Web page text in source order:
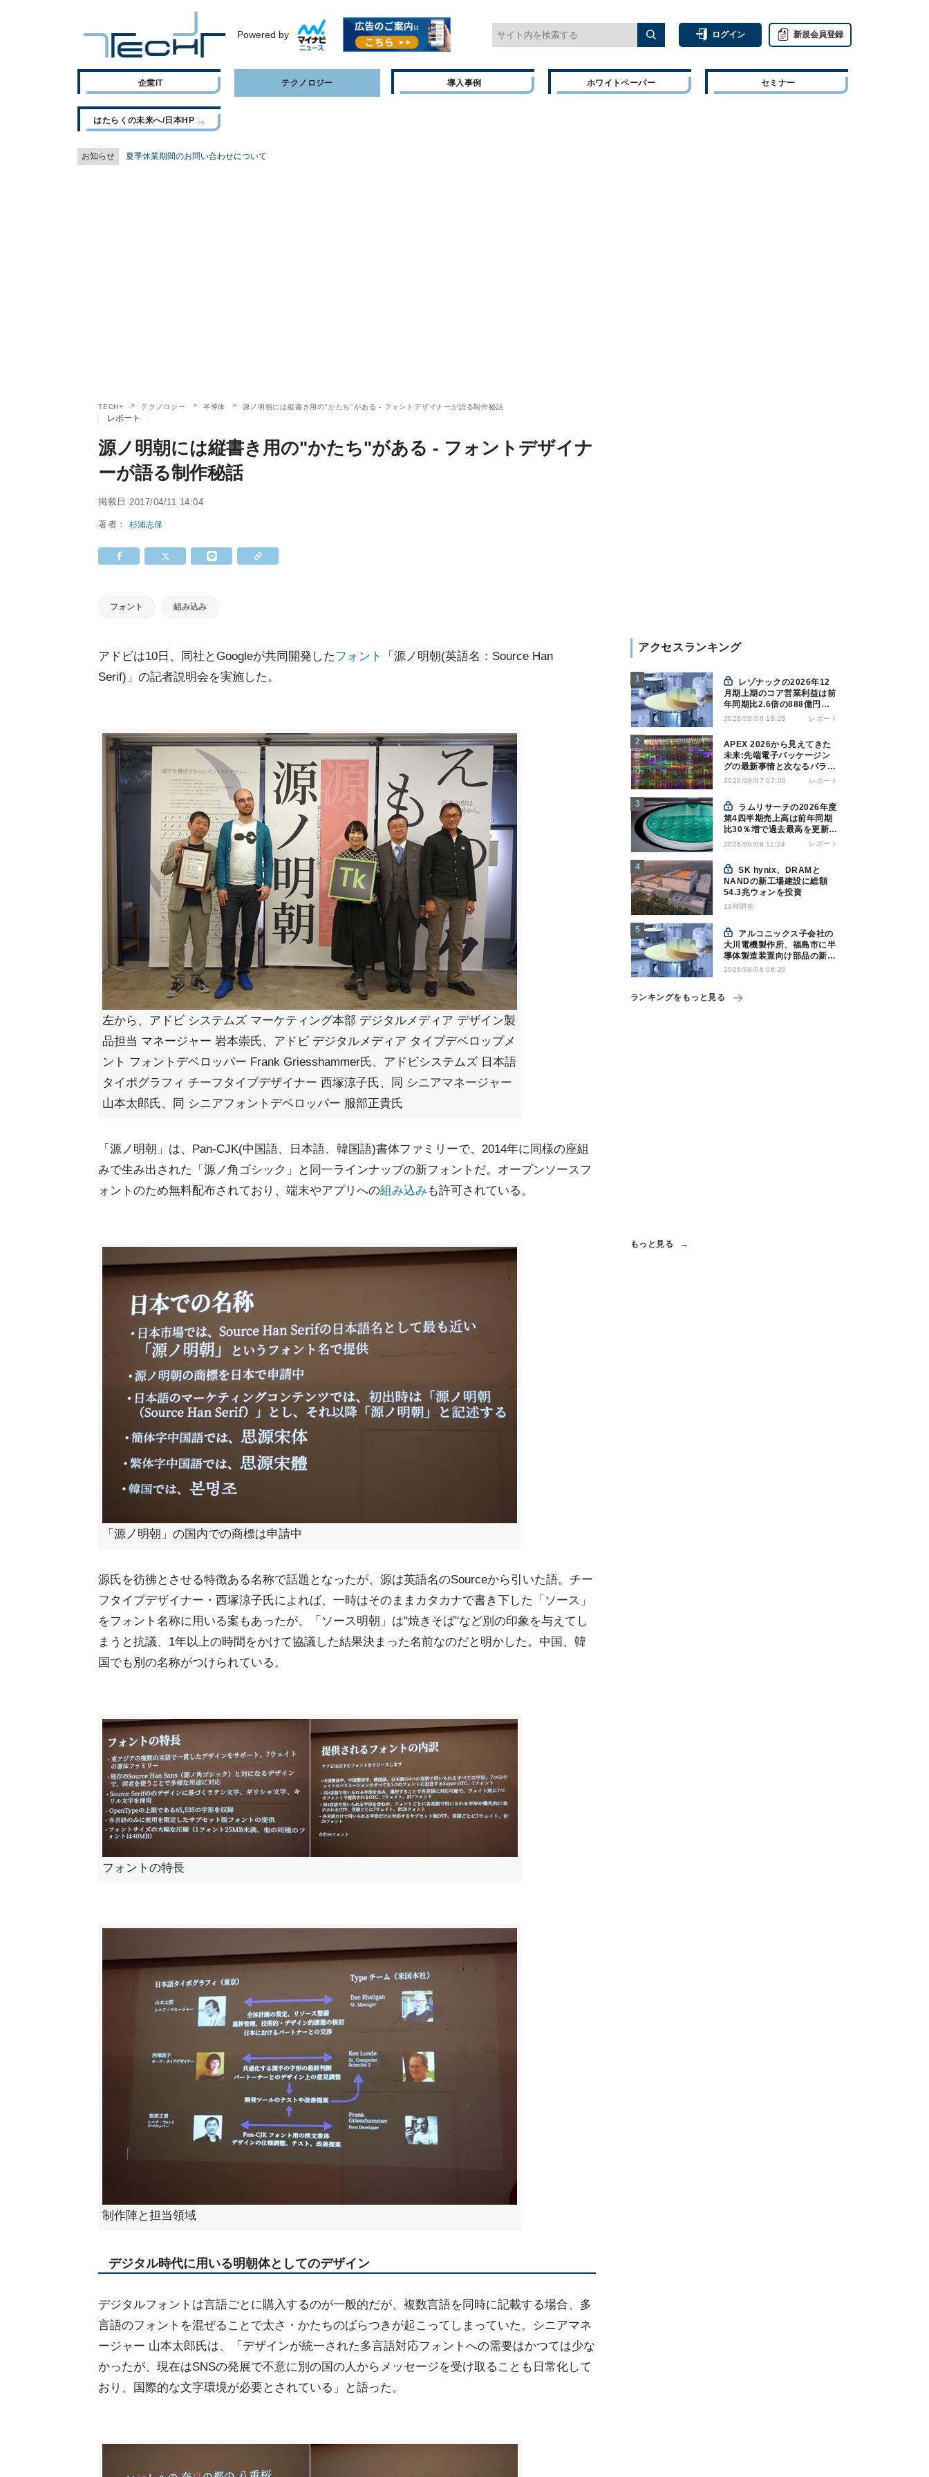
Powered by ログイン 新規会員登録
企業IT テクノロジー 導入事例 ホワイトペーパー セミナー
はたらくの未来へ/日本HP
お知らせ 夏季休業期間のお問い合わせについて
TECH+ テクノロジー 半導体 源ノ明朝には縦書き用の"かたち"がある - フォントデザイナーが語る制作秘話
レポート
源ノ明朝には縦書き用の"かたち"がある - フォントデザイナ
ーが語る制作秘話
掲載日 2017/04/11 14:04
著者：杉浦志保
フォント 組み込み
アドビは10日、同社とGoogleが共同開発したフォント
「源ノ明朝(英語名：Source Han
Serif)」の記者説明会を実施した。
左から、アドビ システムズ マーケティング本部 デジタルメディア デザイン製
品担当 マネージャー 岩本崇氏、アドビ デジタルメディア タイプデベロップメ
ント フォントデベロッパー Frank Griesshammer氏、アドビシステムズ 日本語
タイポグラフィ チーフタイプデザイナー 西塚涼子氏、同 シニアマネージャー
山本太郎氏、同 シニアフォントデベロッパー 服部正貴氏
「源ノ明朝」は、Pan-CJK(中国語、日本語、韓国語)書体ファミリーで、2014年に同様の座組
みで生み出された「源ノ角ゴシック」と同一ラインナップの新フォントだ。オープンソースフ
ォントのため無料配布されており、端末やアプリへの組み込み も許可されている。
「源ノ明朝」の国内での商標は申請中
源氏を彷彿とさせる特徴ある名称で話題となったが、源は英語名のSourceから引いた語。チー
フタイプデザイナー・西塚涼子氏によれば、一時はそのままカタカナで書き下した「ソース」
をフォント名称に用いる案もあったが、「ソース明朝」は"焼きそば"など別の印象を与えてし
まうと抗議、1年以上の時間をかけて協議した結果決まった名前なのだと明かした。中国、韓
国でも別の名称がつけられている。
フォントの特長
制作陣と担当領域
デジタル時代に用いる明朝体としてのデザイン
デジタルフォントは言語ごとに購入するのが一般的だが、複数言語を同時に記載する場合、多
言語のフォントを混ぜることで太さ・かたちのばらつきが起こってしまっていた。シニアマネ
ージャー 山本太郎氏は、「デザインが統一された多言語対応フォントへの需要はかつては少な
かったが、現在はSNSの発展で不意に別の国の人からメッセージを受け取ることも日常化して
おり、国際的な文字環境が必要とされている」と語った。
アクセスランキング
月期上期のコア営業利益は前
年同期比2.6倍の888億円、
AI向け半導体材料が好調
2026/08/06 18:26 レポート
APEX 2026から見えてきた
未来:先端電子パッケージン
グの最新事情と次なるパラダ
イムシフト
2026/08/07 07:00 レポート
第4四半期売上高は前年同期
比30％増で過去最高を更新、
NAND関連が好調
2026/08/06 11:24 レポート
SK hynix、DRAMと
NANDの新工場建設に総額
54.3兆ウォンを投資
19時間前
大川電機製作所、福島市に半
導体製造装置向け部品の新工
場建設を決定
2026/08/06 06:30
ランキングをもっと見る
もっと見る